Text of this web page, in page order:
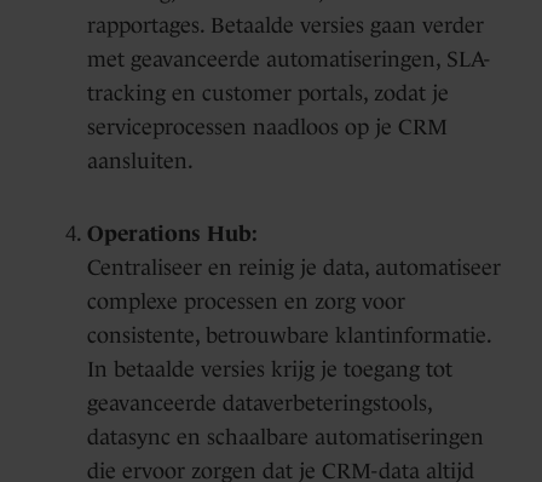
rapportages. Betaalde versies gaan verder
met geavanceerde automatiseringen, SLA-
tracking en customer portals, zodat je
serviceprocessen naadloos op je CRM
aansluiten.
Operations Hub:
Centraliseer en reinig je data, automatiseer
complexe processen en zorg voor
consistente, betrouwbare klantinformatie.
In betaalde versies krijg je toegang tot
geavanceerde dataverbeteringstools,
datasync en schaalbare automatiseringen
die ervoor zorgen dat je CRM-data altijd